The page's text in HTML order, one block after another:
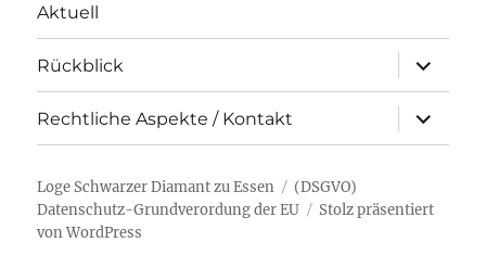
Aktuell
Rückblick
öffnen
Rechtliche Aspekte / Kontakt
öffnen
Loge Schwarzer Diamant zu Essen
(DSGVO)
Datenschutz-Grundverordung der EU
Stolz präsentiert
von WordPress